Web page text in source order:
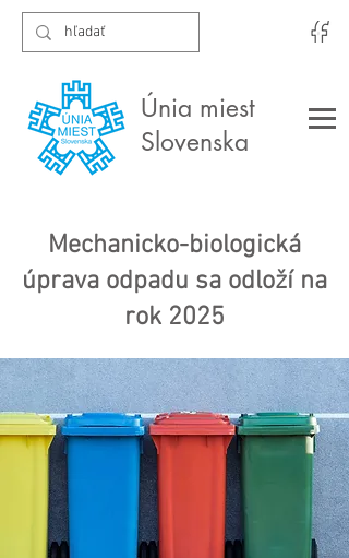
Únia miest
Slovenska
Mechanicko-biologická
úprava odpadu sa odloží na
rok 2025